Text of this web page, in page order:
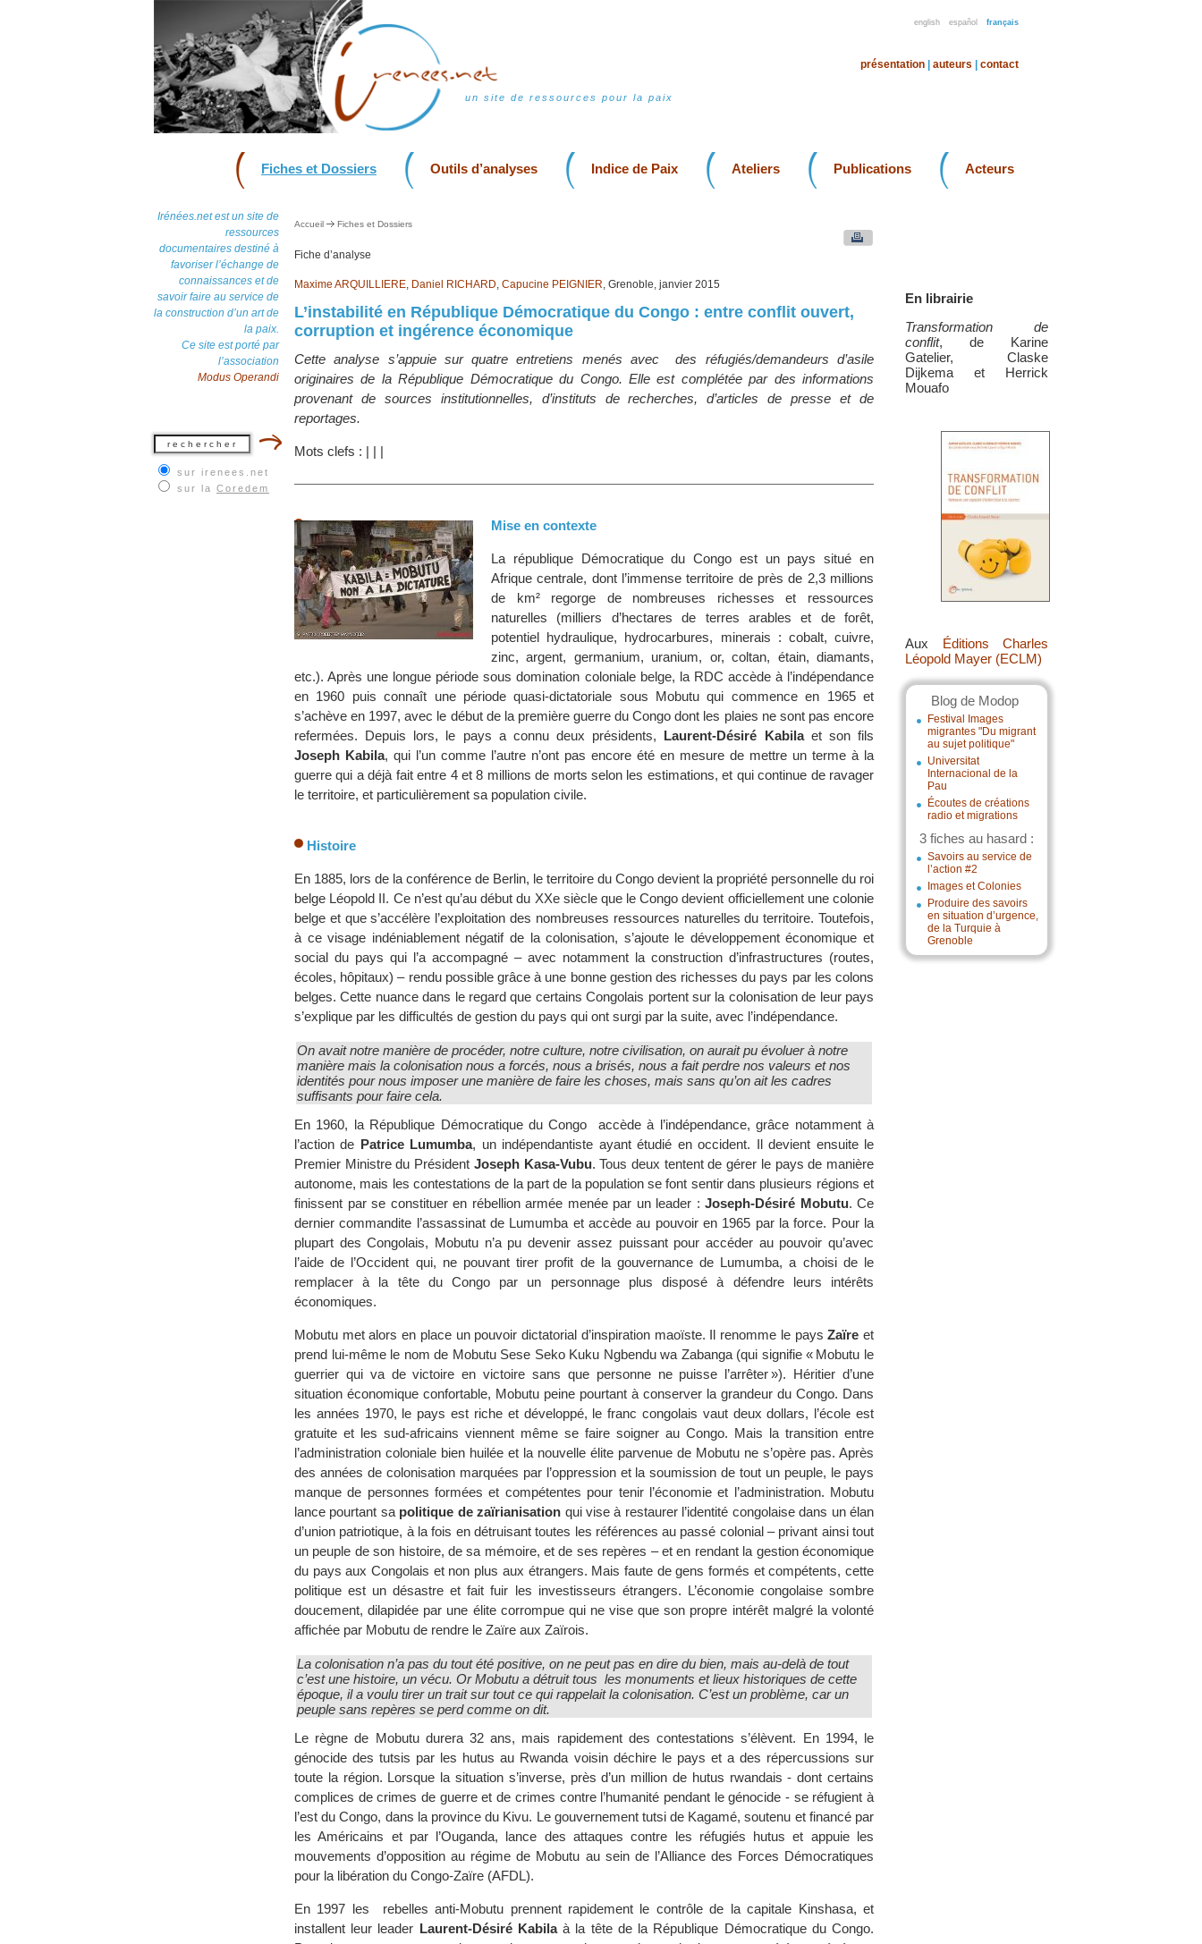
english español français
un site de ressources pour la paix
présentation auteurs contact
Fiches et Dossiers Outils d’analyses Indice de Paix Ateliers Publications Acteurs
Irénées.net est un site de
ressources
documentaires destiné à
favoriser l’échange de
connaissances et de
savoir faire au service de
la construction d’un art de
la paix.
Ce site est porté par
l’association
Modus Operandi
sur irenees.net
sur la Coredem
En librairie
Transformation de
conflit, de Karine
Gatelier, Claske
Dijkema et Herrick
Mouafo
Aux Éditions Charles
Léopold Mayer (ECLM)
Blog de Modop
Festival Images
migrantes "Du migrant
au sujet politique"
Universitat
Internacional de la
Pau
Écoutes de créations
radio et migrations
3 fiches au hasard :
Savoirs au service de
l’action #2
Images et Colonies
Produire des savoirs
en situation d’urgence,
de la Turquie à
Grenoble
Accueil Fiches et Dossiers
Fiche d’analyse
Maxime ARQUILLIERE, Daniel RICHARD, Capucine PEIGNIER, Grenoble, janvier 2015
L’instabilité en République Démocratique du Congo : entre conflit ouvert,
corruption et ingérence économique
Cette analyse s’appuie sur quatre entretiens menés avec des réfugiés/demandeurs d’asile
originaires de la République Démocratique du Congo. Elle est complétée par des informations
provenant de sources institutionnelles, d’instituts de recherches, d’articles de presse et de
reportages.
Mots clefs : | | |
Mise en contexte
La république Démocratique du Congo est un pays situé en
Afrique centrale, dont l’immense territoire de près de 2,3 millions
de km² regorge de nombreuses richesses et ressources
naturelles (milliers d’hectares de terres arables et de forêt,
potentiel hydraulique, hydrocarbures, minerais : cobalt, cuivre,
zinc, argent, germanium, uranium, or, coltan, étain, diamants,
etc.). Après une longue période sous domination coloniale belge, la RDC accède à l’indépendance
en 1960 puis connaît une période quasi-dictatoriale sous Mobutu qui commence en 1965 et
s’achève en 1997, avec le début de la première guerre du Congo dont les plaies ne sont pas encore
refermées. Depuis lors, le pays a connu deux présidents, Laurent-Désiré Kabilaet son fils
Joseph Kabila, qui l’un comme l’autre n’ont pas encore été en mesure de mettre un terme à la
guerre qui a déjà fait entre 4 et 8 millions de morts selon les estimations, et qui continue de ravager
le territoire, et particulièrement sa population civile.
Histoire
En 1885, lors de la conférence de Berlin, le territoire du Congo devient la propriété personnelle du roi
belge Léopold II. Ce n’est qu’au début du XXe siècle que le Congo devient officiellement une colonie
belge et que s’accélère l’exploitation des nombreuses ressources naturelles du territoire. Toutefois,
à ce visage indéniablement négatif de la colonisation, s’ajoute le développement économique et
social du pays qui l’a accompagné – avec notamment la construction d’infrastructures (routes,
écoles, hôpitaux) – rendu possible grâce à une bonne gestion des richesses du pays par les colons
belges. Cette nuance dans le regard que certains Congolais portent sur la colonisation de leur pays
s’explique par les difficultés de gestion du pays qui ont surgi par la suite, avec l’indépendance.
On avait notre manière de procéder, notre culture, notre civilisation, on aurait pu évoluer à notre
manière mais la colonisation nous a forcés, nous a brisés, nous a fait perdre nos valeurs et nos
identités pour nous imposer une manière de faire les choses, mais sans qu’on ait les cadres
suffisants pour faire cela.
En 1960, la République Démocratique du Congo accède à l’indépendance, grâce notamment à
l’action de Patrice Lumumba, un indépendantiste ayant étudié en occident. Il devient ensuite le
Premier Ministre du Président Joseph Kasa-Vubu. Tous deux tentent de gérer le pays de manière
autonome, mais les contestations de la part de la population se font sentir dans plusieurs régions et
finissent par se constituer en rébellion armée menée par un leader : Joseph-Désiré Mobutu. Ce
dernier commandite l’assassinat de Lumumba et accède au pouvoir en 1965 par la force. Pour la
plupart des Congolais, Mobutu n’a pu devenir assez puissant pour accéder au pouvoir qu’avec
l’aide de l’Occident qui, ne pouvant tirer profit de la gouvernance de Lumumba, a choisi de le
remplacer à la tête du Congo par un personnage plus disposé à défendre leurs intérêts
économiques.
Mobutu met alors en place un pouvoir dictatorial d’inspiration maoïste. Il renomme le paysZaïre et
prend lui-même le nom de Mobutu Sese Seko Kuku Ngbendu wa Zabanga (qui signifie « Mobutu le
guerrier qui va de victoire en victoire sans que personne ne puisse l’arrêter »). Héritier d’une
situation économique confortable, Mobutu peine pourtant à conserver la grandeur du Congo. Dans
les années 1970, le pays est riche et développé, le franc congolais vaut deux dollars, l’école est
gratuite et les sud-africains viennent même se faire soigner au Congo. Mais la transition entre
l’administration coloniale bien huilée et la nouvelle élite parvenue de Mobutu ne s’opère pas. Après
des années de colonisation marquées par l’oppression et la soumission de tout un peuple, le pays
manque de personnes formées et compétentes pour tenir l’économie et l’administration. Mobutu
lance pourtant sa politique de zaïrianisation qui vise à restaurer l’identité congolaise dans un élan
d’union patriotique, à la fois en détruisant toutes les références au passé colonial – privant ainsi tout
un peuple de son histoire, de sa mémoire, et de ses repères – et en rendant la gestion économique
du pays aux Congolais et non plus aux étrangers. Mais faute de gens formés et compétents, cette
politique est un désastre et fait fuir les investisseurs étrangers. L’économie congolaise sombre
doucement, dilapidée par une élite corrompue qui ne vise que son propre intérêt malgré la volonté
affichée par Mobutu de rendre le Zaïre aux Zaïrois.
La colonisation n’a pas du tout été positive, on ne peut pas en dire du bien, mais au-delà de tout
c’est une histoire, un vécu. Or Mobutu a détruit tous les monuments et lieux historiques de cette
époque, il a voulu tirer un trait sur tout ce qui rappelait la colonisation. C’est un problème, car un
peuple sans repères se perd comme on dit.
Le règne de Mobutu durera 32 ans, mais rapidement des contestations s’élèvent. En 1994, le
génocide des tutsis par les hutus au Rwanda voisin déchire le pays et a des répercussions sur
toute la région. Lorsque la situation s’inverse, près d’un million de hutus rwandais - dont certains
complices de crimes de guerre et de crimes contre l’humanité pendant le génocide - se réfugient à
l’est du Congo, dans la province du Kivu. Le gouvernement tutsi de Kagamé, soutenu et financé par
les Américains et par l’Ouganda, lance des attaques contre les réfugiés hutus et appuie les
mouvements d’opposition au régime de Mobutu au sein de l’Alliance des Forces Démocratiques
pour la libération du Congo-Zaïre (AFDL).
En 1997 les rebelles anti-Mobutu prennent rapidement le contrôle de la capitale Kinshasa, et
installent leur leader Laurent-Désiré Kabilaà la tête de la République Démocratique du Congo.